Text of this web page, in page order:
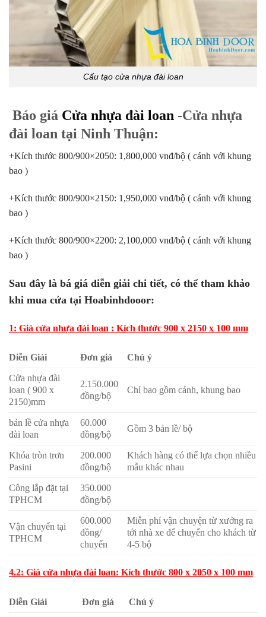
Cấu tạo cửa nhựa đài loan
Báo giá Cửa nhựa đài loan -Cửa nhựa
đài loan tại Ninh Thuận:
+Kích thước 800/900×2050: 1,800,000 vnđ/bộ ( cánh với khung
bao )
+Kích thước 800/900×2150: 1,950,000 vnđ/bộ ( cánh với khung
bao )
+Kích thước 800/900×2200: 2,100,000 vnđ/bộ ( cánh với khung
bao )
Sau đây là bá giá diễn giải chi tiết, có thể tham khảo
khi mua cửa tại Hoabinhdooor:
1: Giá cửa nhựa đài loan : Kích thước 900 x 2150 x 100 mm
Diễn Giải Đơn giá Chú ý
Cửa nhựa đài
loan ( 900 x
2150)mm
2.150.000
đồng/bộ
Chỉ bao gồm cánh, khung bao
bản lề cửa nhựa
đài loan
60.000
đồng/bộ
Gồm 3 bản lề/ bộ
Khóa tròn trơn
Pasini
200.000
đồng/bộ
Khách hàng có thể lựa chọn nhiều
mẫu khác nhau
Công lắp đặt tại
TPHCM
350.000
đồng/bộ
Vận chuyển tại
TPHCM
600.000
đồng/
chuyến
Miễn phí vận chuyện từ xưởng ra
tới nhà xe để chuyển cho khách từ
4-5 bộ
4.2: Giá cửa nhựa đài loan: Kích thước 800 x 2050 x 100 mm
Diễn Giải Đơn giá Chú ý